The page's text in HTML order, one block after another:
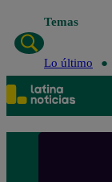
Temas
Lo último